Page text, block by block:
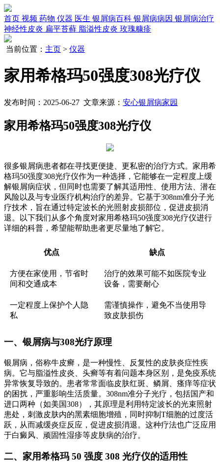
首页 视频 药物 仪器 医生 银屑病百科 银屑病病因 银屑病治疗
神经性皮炎 扁平苔藓 脂溢性皮炎 玫瑰糠疹
当前位置： 主页 > 仪器
家用希格玛50强度308光疗仪
发布时间：2025-06-27 文章来源： 安心银屑病家园
家用希格玛50强度308光疗仪
很多银屑病患者都在寻找更便捷、更私密的治疗方式。家用希
格玛50强度308光疗仪作为一种选择，它能够在一定程度上缓
解银屑病症状，但同时也需要了解其适用性、使用方法、潜在
风险以及与专业医疗机构治疗的差异。它基于308nm准分子光
疗技术，旨在通过特定波长的光照射皮损部位，促进皮损消
退。以下我们从多个角度对家用希格玛50强度308光疗仪进行
详细的科普，希望能帮助患者更尽量地了解它。
优点 缺点
方便在家使用，节省时
间和交通成本
治疗的效果可能不如医院专业
设备，需要耐心
一定程度上保护个人隐
私
需谨慎操作，避免不当使用导
致皮肤损伤
一、银屑病与308光疗原理
银屑病，俗称牛皮癣，是一种慢性、反复性的皮肤炎症性疾
病。它与脂溢性皮炎、头癣等有着问题本身区别，是免疫系统
异常恢复导致的。患者常常面临皮肤红斑、鳞屑、瘙痒等症状
的困扰，严重影响生活质量。308nm准分子光疗，包括国产和
进口两种（如美国308），其原理是利用特定波长的光束照射
患处，刺激皮肤内的黑素细胞增殖，同时抑制T细胞的过度活
跃，从而减缓炎症反应，促进皮损消退。这种疗法也广泛应用
于白癜风、顽固性湿疹等皮肤病的治疗。
二、家用希格玛 50 强度 308 光疗仪的适用性